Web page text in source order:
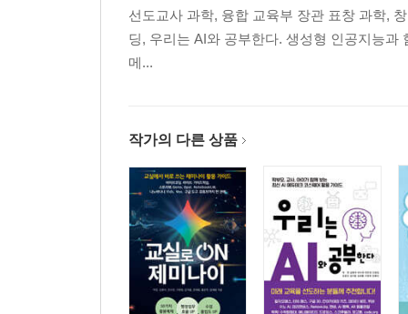
선도교사 과학, 융합 교육부 장관 표창 과학,
딩, 우리는 AI와 공부한다. 생성형 인공지능
메...
작가의 다른 상품